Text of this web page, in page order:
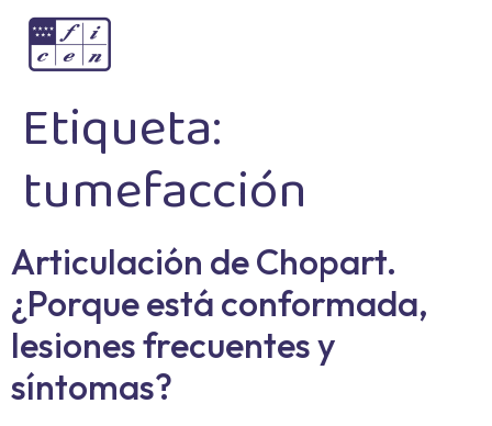
Etiqueta:
tumefacción
Articulación de Chopart.
¿Porque está conformada,
lesiones frecuentes y
síntomas?